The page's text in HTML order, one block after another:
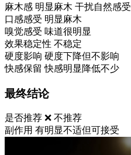
麻木感 明显麻木 干扰自然感受
口感感受 明显麻木
嗅觉感受 味道很明显
效果稳定性 不稳定
硬度影响 硬度下降但不影响
快感保留 快感明显降低不少
最终结论
是否推荐 ❌ 不推荐
副作用 有明显不适但可接受